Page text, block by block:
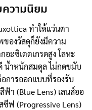
วามนิยม
ทำให้แว่นตา
องวัสดุก็ยังมีความ
ะซิเตตเกรดสูง โลหะ
น้ำหนักสมดุล ไม่กดขมับ
การออกแบบที่รองรับ
ฟ้า (Blue Lens) เลนส์ออ
ซีฟ (Progressive Lens)